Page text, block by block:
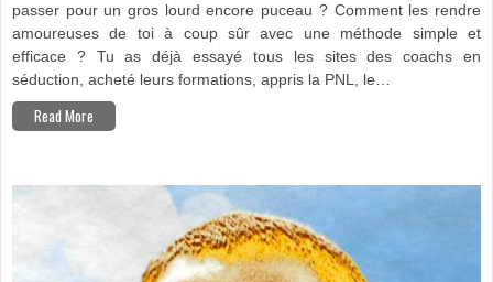
passer pour un gros lourd encore puceau ? Comment les rendre
amoureuses de toi à coup sûr avec une méthode simple et
efficace ? Tu as déjà essayé tous les sites des coachs en
séduction, acheté leurs formations, appris la PNL, le…
Read More